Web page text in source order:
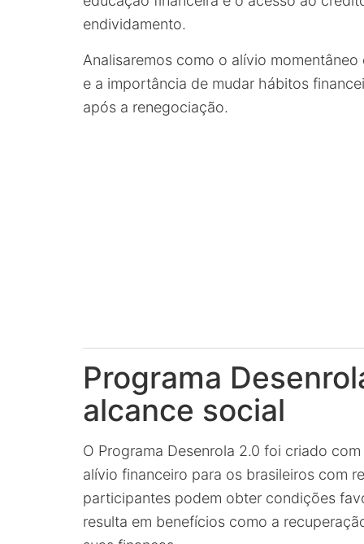
endividamento.
Analisaremos como o alívio
e a importância de mudar hábitos
após a renegociação.
Programa
alcance social
O Programa Desenrola 2.0 foi criado
alívio financeiro para os brasileiros com
participantes podem obter condições
resulta em benefícios como a